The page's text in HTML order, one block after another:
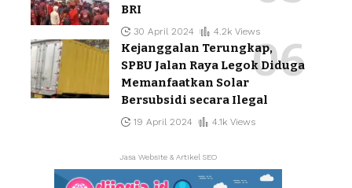
BRI
30 April 2024 4.2k Views
Kejanggalan Terungkap,
SPBU Jalan Raya Legok Diduga
Memanfaatkan Solar
Bersubsidi secara Ilegal
19 April 2024 4.1k Views
Jasa Website & Artikel SEO